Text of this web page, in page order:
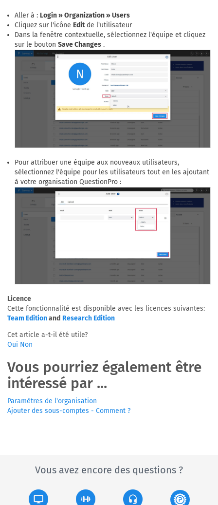
Aller à : Login » Organization » Users
Cliquez sur l'icône Editde l'utilisateur
Dans la fenêtre contextuelle, sélectionnez l'équipe et cliquez
sur le bouton Save Changes .
Pour attribuer une équipe aux nouveaux utilisateurs,
sélectionnez l'équipe pour les utilisateurs tout en les ajoutant
à votre organisation QuestionPro :
Licence
Cette fonctionnalité est disponible avec les licences suivantes:
Team Editionand Research Edition
Cet article a-t-il été utile?
Oui Non
Vous pourriez également être
intéressé par ...
Paramètres de l'organisation
Ajouter des sous-comptes - Comment ?
Vous avez encore des questions ?